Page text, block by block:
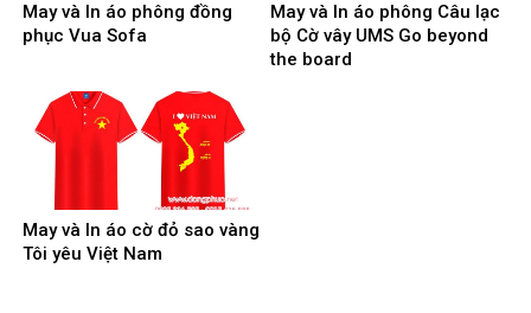
May và In áo phông đồng
phục Vua Sofa
May và In áo phông Câu lạc
bộ Cờ vây UMS Go beyond
the board
May và In áo cờ đỏ sao vàng
Tôi yêu Việt Nam